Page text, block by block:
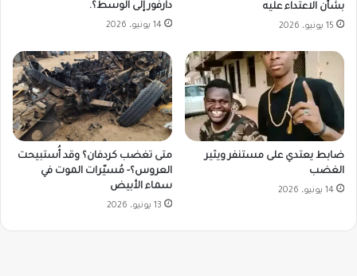
بشأن الاعتداء عليه
15 يونيو، 2026
دارفور إلى الوسط؟.
14 يونيو، 2026
ضابط يعتدي على مستنفر ويثير
الغضب
14 يونيو، 2026
متى تغضب كردفان؟ وقد أُستبيحت
العروس؟- مُسيّرات الموت في
سماء الأبيض
13 يونيو، 2026